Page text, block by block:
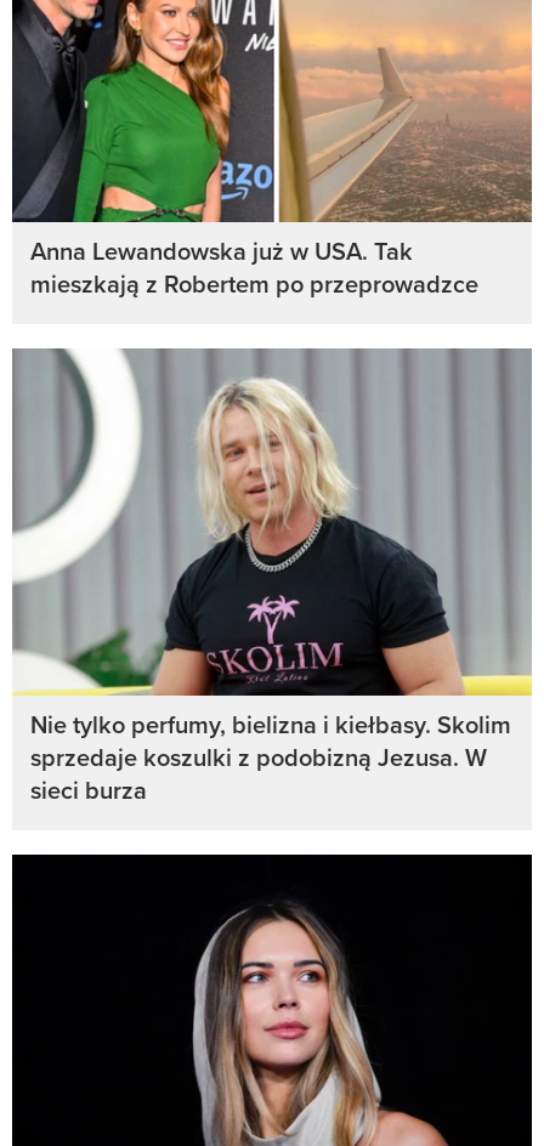
Anna Lewandowska już w USA. Tak
mieszkają z Robertem po przeprowadzce
Nie tylko perfumy, bielizna i kiełbasy. Skolim
sprzedaje koszulki z podobizną Jezusa. W
sieci burza